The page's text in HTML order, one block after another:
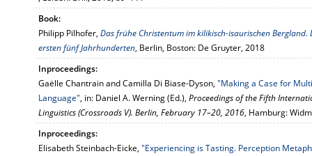
Book:
Philipp Pilhofer, Das frühe Christentum im kilikisch-isaurischen
ersten fünf Jahrhunderten, Berlin, Boston: De Gruyter, 2018
Inproceedings:
Gaëlle Chantrain and Camilla Di Biase-Dyson, "Making a Case for
Language", in: Daniel A. Werning (Ed.), Proceedings of the Fifth
Linguistics (Crossroads V). Berlin, February 17–20, 2016, Hamburg:
Inproceedings:
Elisabeth Steinbach-Eicke, "Experiencing is Tasting. Perception